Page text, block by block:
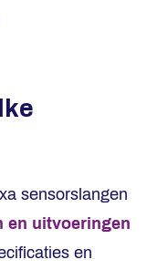
sensorslangen
en uitvoeringen
en